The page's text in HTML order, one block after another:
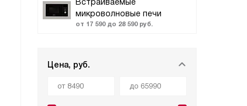
микроволновые печи
от 17 590 до 28 590 руб.
Цена, руб.